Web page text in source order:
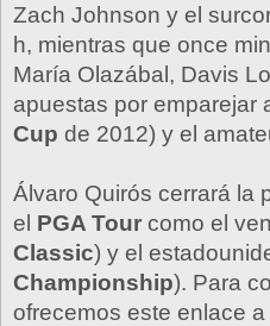
Zach Johnson y el
h, mientras que once
María Olazábal, Davis
apuestas por emparejar
Cup de 2012) y el
Álvaro Quirós cerrará la
el PGA Tour como el
Classic) y el
Championship). Para
ofrecemos este enlace a